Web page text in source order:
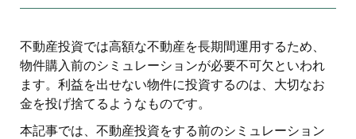
不動産投資では高額な不動産を長期間運用するため、
物件購入前のシミュレーションが必要不可欠といわれ
ます。利益を出せない物件に投資するのは、大切なお
金を投げ捨てるようなものです。
本記事では、不動産投資をする前のシミュレーション